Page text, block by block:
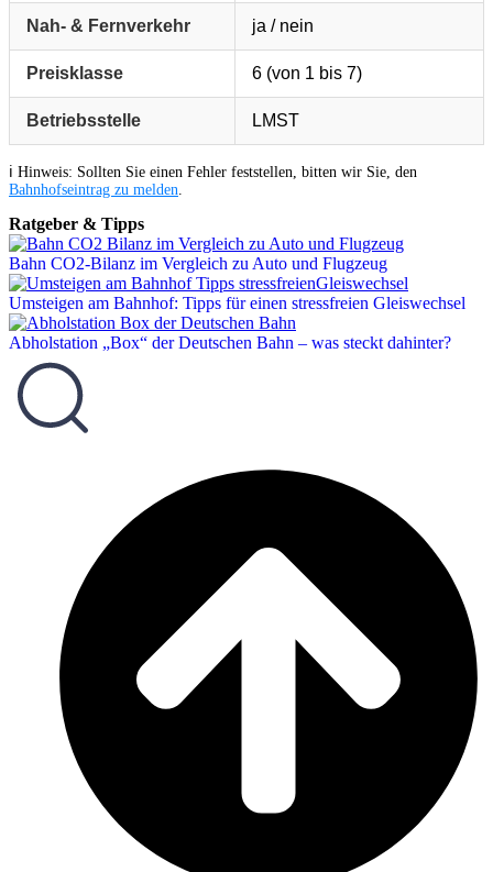
Nah- & Fernverkehr ja / nein
Preisklasse 6 (von 1 bis 7)
Betriebsstelle LMST
ℹ️ Hinweis: Sollten Sie einen Fehler feststellen, bitten wir Sie, den
Bahnhofseintrag zu melden
Ratgeber & Tipps
Bahn CO2-Bilanz im Vergleich zu Auto und Flugzeug
Umsteigen am Bahnhof: Tipps für einen stressfreien Gleiswechsel
Abholstation „Box“ der Deutschen Bahn – was steckt dahinter?